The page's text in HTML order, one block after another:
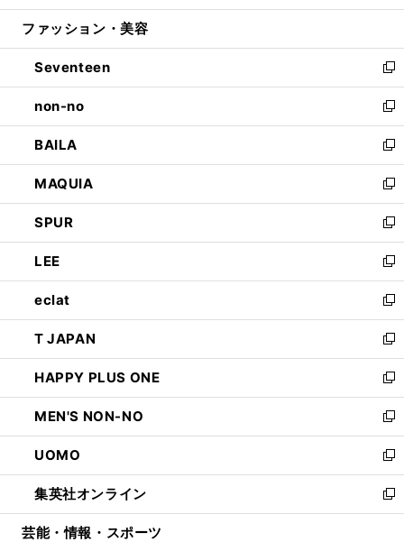
開
ウ
開
く
ン
ウ
で
開
く
ウ
ン
ド
ウ
で
開
く
ファッション・美容
Seventeen
新
し
い
ウ
ィ
ン
ド
ウ
で
開
く
non-no
新
し
い
ウ
ィ
ン
ド
ウ
で
開
く
BAILA
新
し
い
ウ
ィ
ン
ド
ウ
で
開
く
MAQUIA
新
し
い
ウ
ィ
ン
ド
ウ
で
開
く
SPUR
新
し
い
ウ
ィ
ン
ド
ウ
で
開
く
LEE
新
し
い
ウ
ィ
ン
ド
ウ
で
開
く
eclat
新
し
い
ウ
ィ
ン
ド
ウ
で
開
く
T JAPAN
新
し
い
ウ
ィ
ン
ド
ウ
で
開
HAPPY PLUS ONE
新
し
い
ウ
ィ
ン
ド
ウ
MEN'S NON-NO
新
し
い
ウ
ィ
ン
UOMO
新
し
い
ウ
集英社オンライン
新
し
芸能・情報・スポーツ